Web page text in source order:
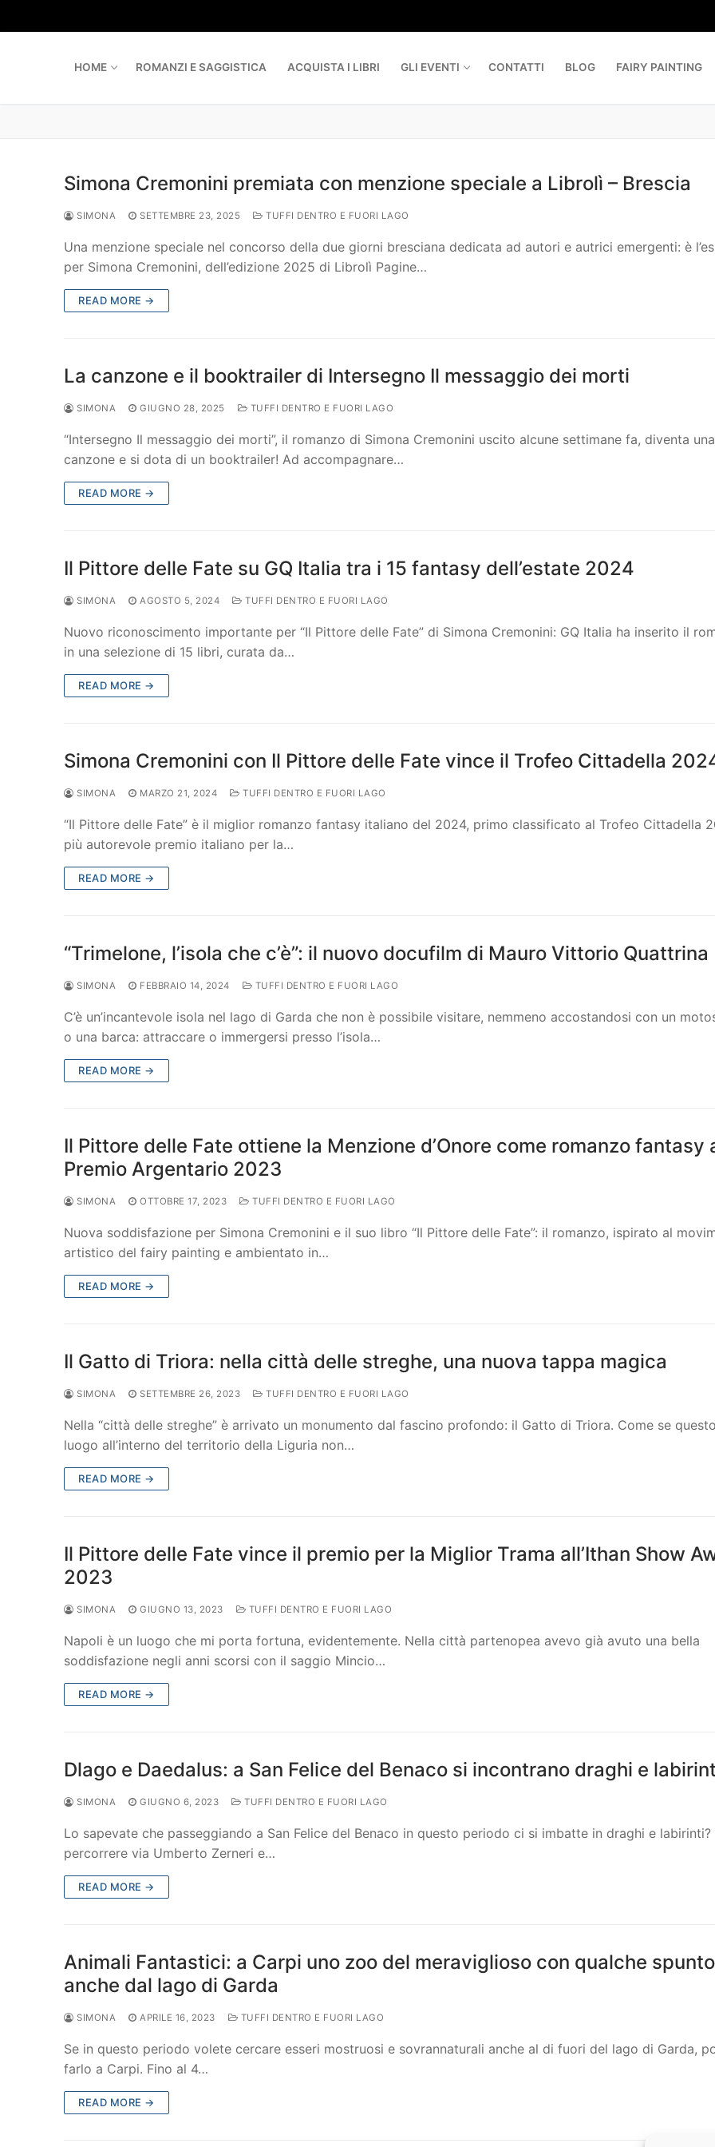
to
HOME ROMANZI E SAGGISTICA ACQUISTA I LIBRI GLI EVENTI CONTATTI BLOG FAIRY PAINTING
Simona Cremonini premiata con menzione speciale a Librolì – Brescia
SIMONA SETTEMBRE 23, 2025 TUFFI DENTRO E FUORI LAGO
Una menzione speciale nel concorso della due giorni bresciana dedicata ad autori e autrici emergenti: è
per Simona Cremonini, dell’edizione 2025 di Librolì Pagine…
READ MORE →
La canzone e il booktrailer di Intersegno Il messaggio dei morti
SIMONA GIUGNO 28, 2025 TUFFI DENTRO E FUORI LAGO
“Intersegno Il messaggio dei morti”, il romanzo di Simona Cremonini uscito alcune settimane fa, diventa una
canzone e si dota di un booktrailer! Ad accompagnare…
READ MORE →
Il Pittore delle Fate su GQ Italia tra i 15 fantasy dell’estate 2024
SIMONA AGOSTO 5, 2024 TUFFI DENTRO E FUORI LAGO
Nuovo riconoscimento importante per “Il Pittore delle Fate” di Simona Cremonini: GQ Italia ha inserito il
in una selezione di 15 libri, curata da…
READ MORE →
Simona Cremonini con Il Pittore delle Fate vince il Trofeo Cittadella
SIMONA MARZO 21, 2024 TUFFI DENTRO E FUORI LAGO
“Il Pittore delle Fate” è il miglior romanzo fantasy italiano del 2024, primo classificato al Trofeo Cittadella
più autorevole premio italiano per la…
READ MORE →
“Trimelone, l’isola che c’è”: il nuovo docufilm di Mauro Vittorio Quattrina
SIMONA FEBBRAIO 14, 2024 TUFFI DENTRO E FUORI LAGO
C’è un’incantevole isola nel lago di Garda che non è possibile visitare, nemmeno accostandosi con un
o una barca: attraccare o immergersi presso l’isola…
READ MORE →
Il Pittore delle Fate ottiene la Menzione d’Onore come romanzo fantasy
Premio Argentario 2023
SIMONA OTTOBRE 17, 2023 TUFFI DENTRO E FUORI LAGO
Nuova soddisfazione per Simona Cremonini e il suo libro “Il Pittore delle Fate”: il romanzo, ispirato al
artistico del fairy painting e ambientato in…
READ MORE →
Il Gatto di Triora: nella città delle streghe, una nuova tappa magica
SIMONA SETTEMBRE 26, 2023 TUFFI DENTRO E FUORI LAGO
Nella “città delle streghe” è arrivato un monumento dal fascino profondo: il Gatto di Triora. Come se questo
luogo all’interno del territorio della Liguria non…
READ MORE →
Il Pittore delle Fate vince il premio per la Miglior Trama all’Ithan Show
2023
SIMONA GIUGNO 13, 2023 TUFFI DENTRO E FUORI LAGO
Napoli è un luogo che mi porta fortuna, evidentemente. Nella città partenopea avevo già avuto una bella
soddisfazione negli anni scorsi con il saggio Mincio…
READ MORE →
Dlago e Daedalus: a San Felice del Benaco si incontrano draghi e
SIMONA GIUGNO 6, 2023 TUFFI DENTRO E FUORI LAGO
Lo sapevate che passeggiando a San Felice del Benaco in questo periodo ci si imbatte in draghi e labirinti?
percorrere via Umberto Zerneri e…
READ MORE →
Animali Fantastici: a Carpi uno zoo del meraviglioso con qualche spunto
anche dal lago di Garda
SIMONA APRILE 16, 2023 TUFFI DENTRO E FUORI LAGO
Se in questo periodo volete cercare esseri mostruosi e sovrannaturali anche al di fuori del lago di Garda,
farlo a Carpi. Fino al 4…
READ MORE →